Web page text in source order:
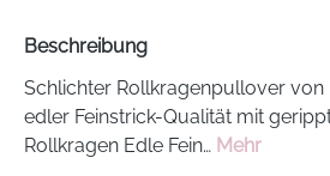
Beschreibung
Schlichter Rollkragenpullover von
edler Feinstrick-Qualität mit
Rollkragen Edle Fein… Mehr